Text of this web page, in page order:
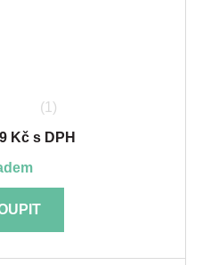
(1)
Kč s DPH